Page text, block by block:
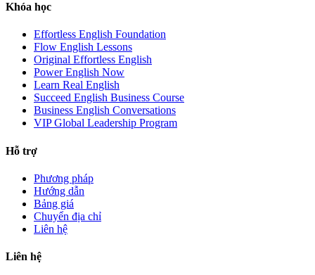
Khóa học
Effortless English Foundation
Flow English Lessons
Original Effortless English
Power English Now
Learn Real English
Succeed English Business Course
Business English Conversations
VIP Global Leadership Program
Hỗ trợ
Phương pháp
Hướng dẫn
Bảng giá
Chuyển địa chỉ
Liên hệ
Liên hệ